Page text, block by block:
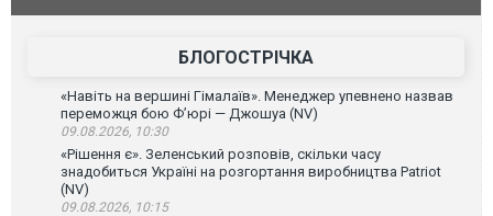
БЛОГОСТРІЧКА
«Навіть на вершині Гімалаїв». Менеджер упевнено назвав
переможця бою Ф’юрі — Джошуа (NV)
09.08.2026, 10:30
«Рішення є». Зеленський розповів, скільки часу
знадобиться Україні на розгортання виробництва Patriot
(NV)
09.08.2026, 10:15